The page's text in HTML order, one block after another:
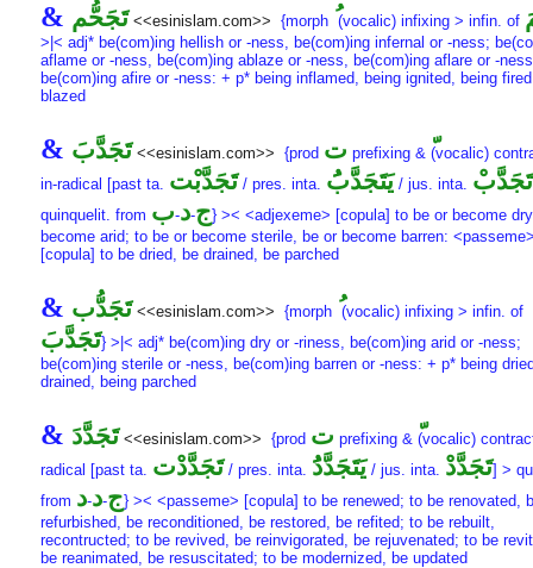
& تَجَحُّم <<esinislam.com>> {morph (vocalic) infixing > infin. of
>|< adj* be(com)ing hellish or -ness, be(com)ing infernal or -ness;
aflame or -ness, be(com)ing ablaze or -ness, be(com)ing aflare or -
be(com)ing afire or -ness: + p* being inflamed, being ignited, being
blazed
& تَجَدَّبَ <<esinislam.com>> {prod ت prefixing & (vocalic)
in-radical [past ta. تَجَدَّبْت/ pres. inta. يَتَجَدَّبَُ / jus. inta. تَجَدَّبْ
quinquelit. from
ج-د-ب
} >< <adjexeme> [copula] to be or become
become arid; to be or become sterile, be or become barren:
[copula] to be dried, be drained, be parched
& تَجَدُّب <<esinislam.com>> {morph (vocalic) infixing > infin. of
تَجَدَّبَ} >|< adj* be(com)ing dry or -riness, be(com)ing arid or -ness;
be(com)ing sterile or -ness, be(com)ing barren or -ness: + p* being
drained, being parched
& تَجَدَّدَ <<esinislam.com>> {prod ت prefixing & (vocalic)
radical [past ta. تَجَدَّدْت/ pres. inta. يَتَجَدَّدَُ / jus. inta. تَجَدَّدْ] >
from
ج-د-د
} >< <passeme> [copula] to be renewed; to be renovated,
refurbished, be reconditioned, be restored, be refited; to be rebuilt,
recontructed; to be revived, be reinvigorated, be rejuvenated; to be
be reanimated, be resuscitated; to be modernized, be updated